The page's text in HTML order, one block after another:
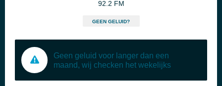
92.2 FM
GEEN GELUID?
Geen geluid voor langer dan een
maand, wij checken het wekelijks